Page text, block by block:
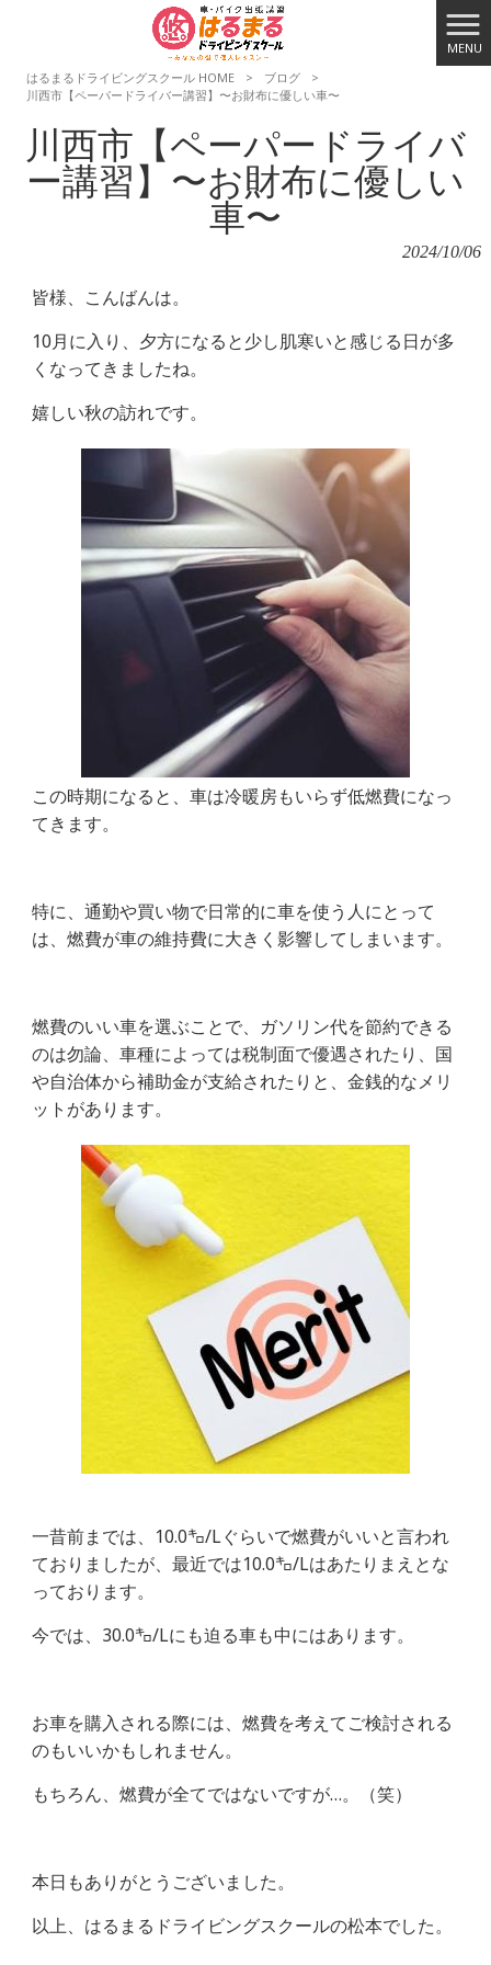
MENU
はるまるドライビングスクール HOME
> ブログ
>
川西市【ペーパードライバー講習】〜お財布に優しい車〜
川西市【ペーパードライバ
ー講習】〜お財布に優しい
車〜
2024/10/06
皆様、こんばんは。
10月に入り、夕方になると少し肌寒いと感じる日が多
くなってきましたね。
嬉しい秋の訪れです。
この時期になると、車は冷暖房もいらず低燃費になっ
てきます。
特に、通勤や買い物で日常的に車を使う人にとって
は、燃費が車の維持費に大きく影響してしまいます。
燃費のいい車を選ぶことで、ガソリン代を節約できる
のは勿論、車種によっては税制面で優遇されたり、国
や自治体から補助金が支給されたりと、金銭的なメリ
ットがあります。
一昔前までは、10.0㌔/Lぐらいで燃費がいいと言われ
ておりましたが、最近では10.0㌔/Lはあたりまえとな
っております。
今では、30.0㌔/Lにも迫る車も中にはあります。
お車を購入される際には、燃費を考えてご検討される
のもいいかもしれません。
もちろん、燃費が全てではないですが…。（笑）
本日もありがとうございました。
以上、はるまるドライビングスクールの松本でした。